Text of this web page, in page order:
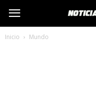
Inicio Mundo